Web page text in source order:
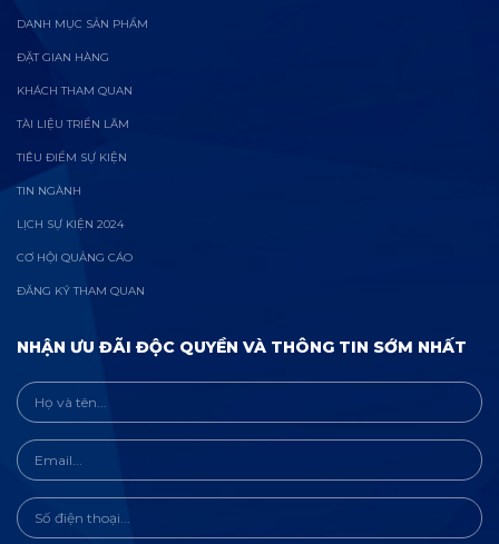
DANH MỤC SẢN PHẨM
ĐẶT GIAN HÀNG
KHÁCH THAM QUAN
TÀI LIỆU TRIỂN LÃM
TIÊU ĐIỂM SỰ KIỆN
TIN NGÀNH
LỊCH SỰ KIỆN 2024
CƠ HỘI QUẢNG CÁO
ĐĂNG KÝ THAM QUAN
NHẬN ƯU ĐÃI ĐỘC QUYỀN VÀ THÔNG TIN SỚM NHẤT